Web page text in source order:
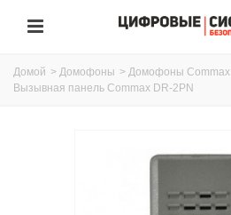
Домой > Домофоны > Домофоны Commax
Вызывная панель Commax DR-2PN